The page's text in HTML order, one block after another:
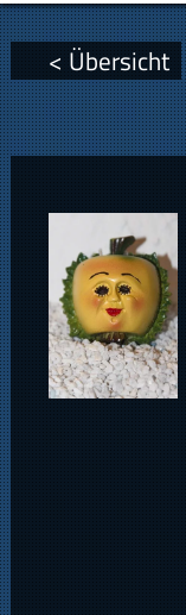
< Übersicht